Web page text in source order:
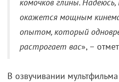
окажется мощным
опытом, который
растрогает вас», –
В озвучивании